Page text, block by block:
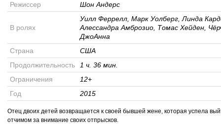
Режиссер
Шон Андерс
В ролях
Уилл Феррелл, Марк Уолберг, Линда
Алессандра Амброзио, Томас Хейден,
ДжоАнна
Страна
США
Продолжительность
1 ч. 36 мин.
Ограничения
12+
Год
2015
Отец двоих детей возвращается к своей бывшей жене, которая успела
отчимом за внимание своих отпрысков.